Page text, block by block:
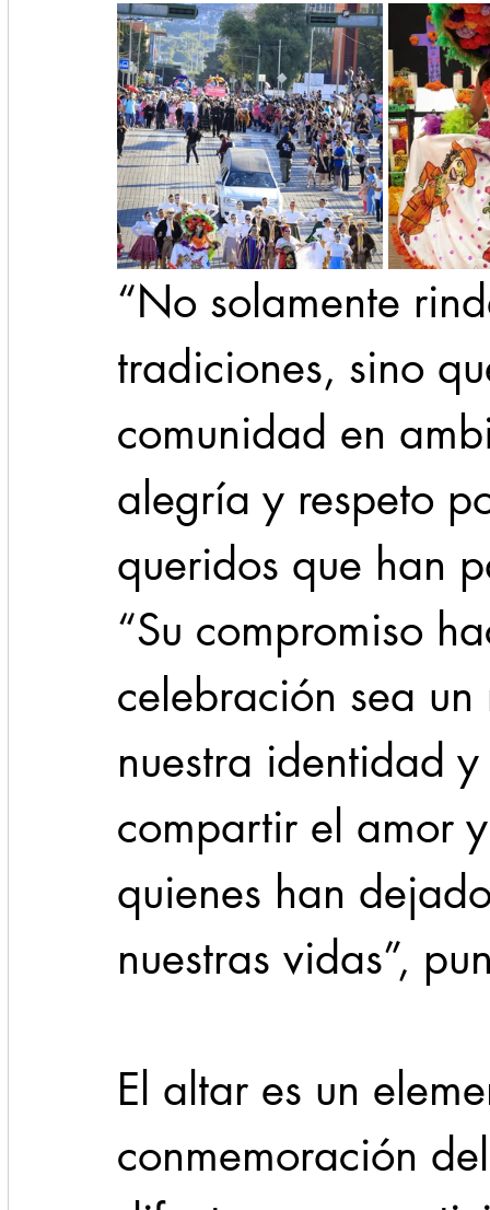
“No solamente
tradiciones, sino
comunidad en
alegría y respeto
queridos que han
“Su compromiso
celebración sea
nuestra identidad
compartir el amor
quienes han
nuestras vidas”,
El altar es un
conmemoración